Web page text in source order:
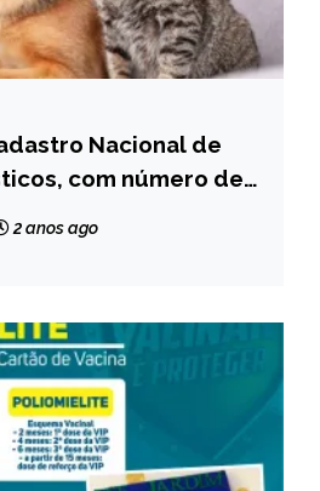
Nacional de
com número de
2 anos ago